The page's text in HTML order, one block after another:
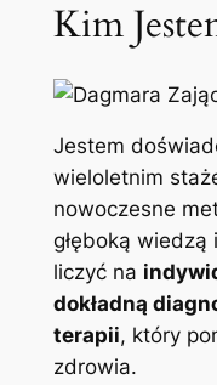
Kim
Jestem
wieloletnim
nowoczesne
głęboką
liczyć na
dokładną
terapii, który
zdrowia.